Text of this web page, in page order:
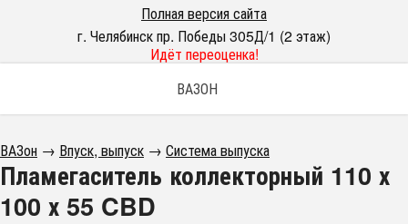
Полная версия сайта
г. Челябинск пр. Победы 305Д/1 (2 этаж)
Идёт переоценка!
ВАЗОН
ВАЗон → Впуск, выпуск → Система выпуска
Пламегаситель коллекторный 110 х
100 х 55 CBD